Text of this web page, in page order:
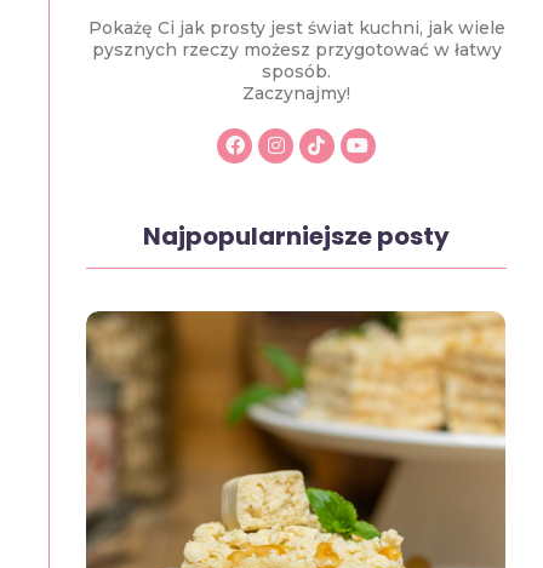
Pokażę Ci jak prosty jest świat kuchni, jak wiele
pysznych rzeczy możesz przygotować w łatwy
sposób.
Zaczynajmy!
Najpopularniejsze posty